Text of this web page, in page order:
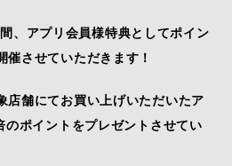
、アプリ会員様特典としてポイン
催させていただきます！
店舗にてお買い上げいただいたア
のポイントをプレゼントさせてい